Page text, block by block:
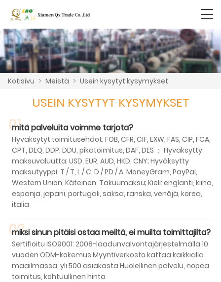
Kotisivu > Meistä > Usein kysytyt kysymykset
USEIN KYSYTYT KYSYMYKSET
01
mitä palveluita voimme tarjota?
Hyväksytyt toimitusehdot: FOB, CFR, CIF, EXW, FAS, CIP, FCA,
CPT, DEQ, DDP, DDU, pikatoimitus, DAF, DES ； Hyväksytty
maksuvaluutta: USD, EUR, AUD, HKD, CNY; Hyväksytty
maksutyyppi: T / T, L / C, D / PD / A, MoneyGram, PayPal,
Western Union, Käteinen, Takuumaksu; Kieli: englanti, kiina,
espanja, japani, portugali, saksa, ranska, venäjä, korea,
italia
02
miksi sinun pitäisi ostaa meiltä, ​​ei muilta toimittajilta?
Sertifioitu ISO9001: 2008-laadunvalvontajärjestelmällä 10
vuoden ODM-kokemus Myyntiverkosto kattaa kaikkialla
maailmassa, yli 500 asiakasta Huolellinen palvelu, nopea
toimitus, kohtuullinen hinta